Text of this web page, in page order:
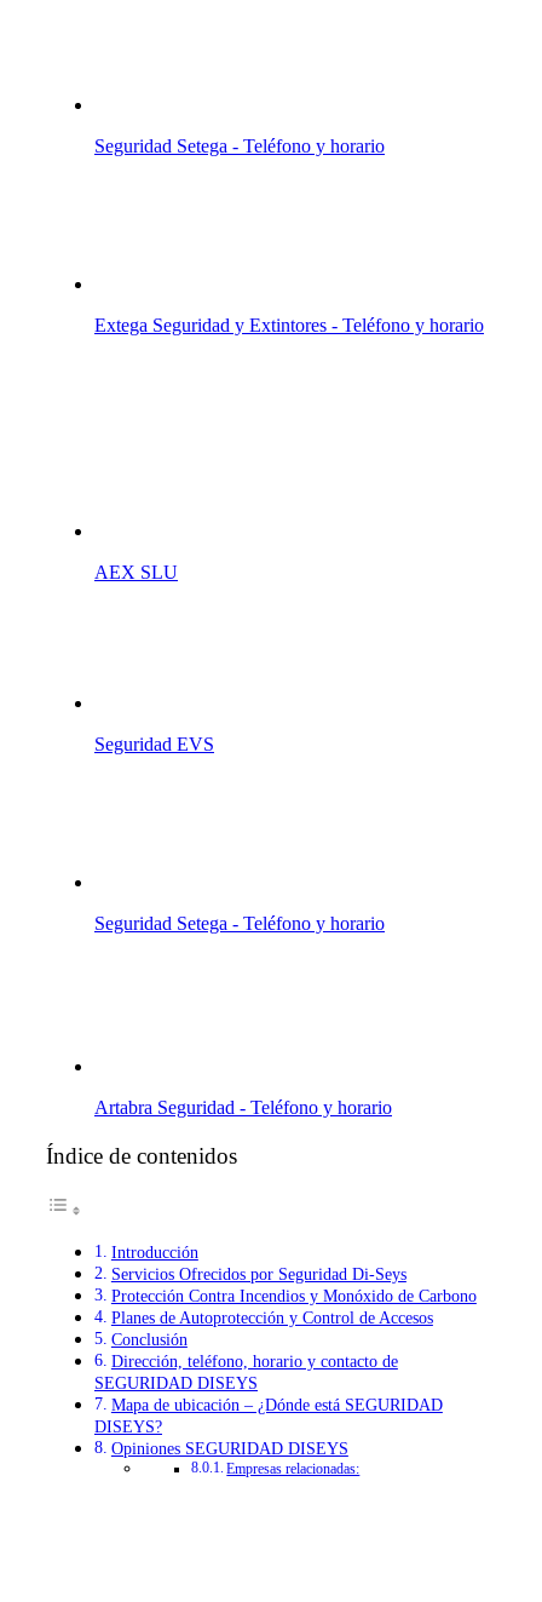
Seguridad Setega - Teléfono y horario
Extega Seguridad y Extintores - Teléfono y horario
AEX SLU
Seguridad EVS
Seguridad Setega - Teléfono y horario
Artabra Seguridad - Teléfono y horario
Índice de contenidos
Introducción
Servicios Ofrecidos por Seguridad Di-Seys
Protección Contra Incendios y Monóxido de Carbono
Planes de Autoprotección y Control de Accesos
Conclusión
Dirección, teléfono, horario y contacto de
SEGURIDAD DISEYS
Mapa de ubicación – ¿Dónde está SEGURIDAD
DISEYS?
Opiniones SEGURIDAD DISEYS
Empresas relacionadas: